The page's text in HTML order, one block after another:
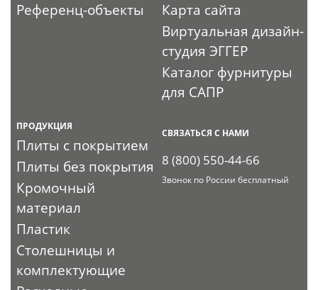
Референц-объекты
Карта сайта
Виртуальная дизайн-
студия ЭГГЕР
Каталог фурнитуры
для САПР
ПРОДУКЦИЯ
Плиты с покрытием
Плиты без покрытия
Кромочный
материал
Пластик
Столешницы и
комплектующие
СВЯЗАТЬСЯ С НАМИ
8 (800) 550-44-66
Звонок по России бесплатный